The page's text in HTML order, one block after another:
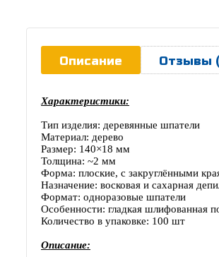
Описание Отзывы
Характеристики:
Тип изделия: деревянные шпатели
Материал: дерево
Размер: 140×18 мм
Толщина: ~2 мм
Форма: плоские, с закруглёнными
Назначение: восковая и сахарная
Формат: одноразовые шпатели
Особенности: гладкая шлифованная
Количество в упаковке: 100 шт
Описание: